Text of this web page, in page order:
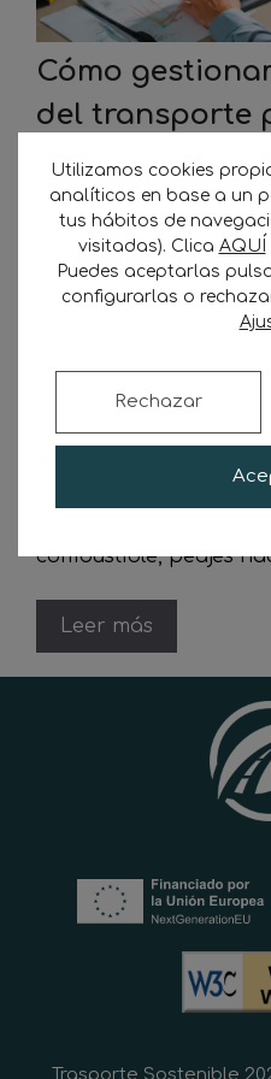
Cómo
del transporte
en 2025:
6 de noviembre de
Sostenible
1. Qué incluye el
carretera Fijos vs.
siempre entre: Costes
vehículo y remolque,
Impuesto de Vehículos,
combustible, peajes
Leer más
Utilizamos cookies
analíticos en base a un
tus hábitos de
visitadas). Clica AQUÍ
Puedes aceptarlas
configurarlas o
Rechazar